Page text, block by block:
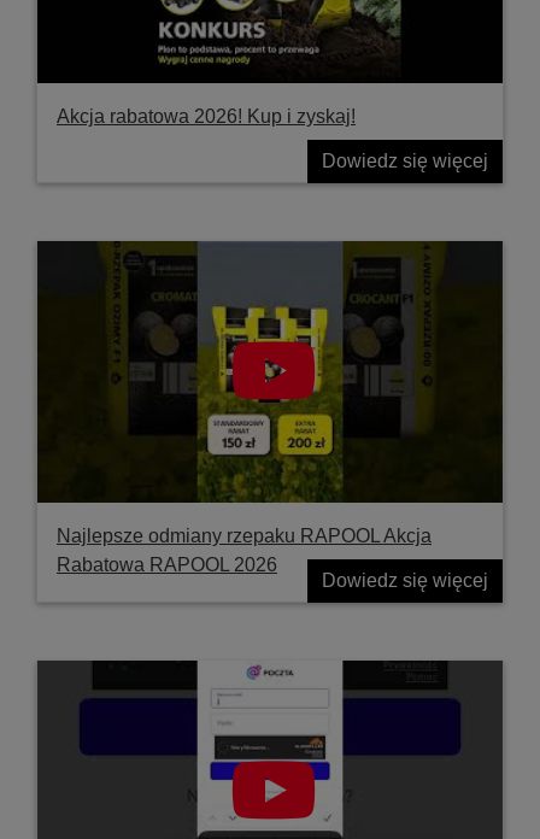
Akcja rabatowa 2026! Kup i zyskaj!
Dowiedz się więcej
Najlepsze odmiany rzepaku RAPOOL Akcja
Rabatowa RAPOOL 2026
Dowiedz się więcej